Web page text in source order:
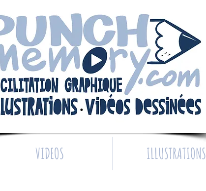
VIDEOS ILLUSTRATIONS